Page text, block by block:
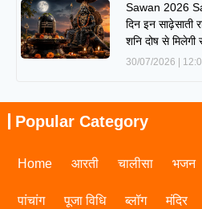
Sawan 2026
दिन इन साढ़ेसाती
शनि दोष से मिलेगी
30/07/2026
Popular Category
Home आरती चालीसा भजन
पांचांग पूजा विधि ब्लॉग मंदिर